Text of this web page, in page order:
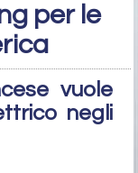
per le
vuole
negli